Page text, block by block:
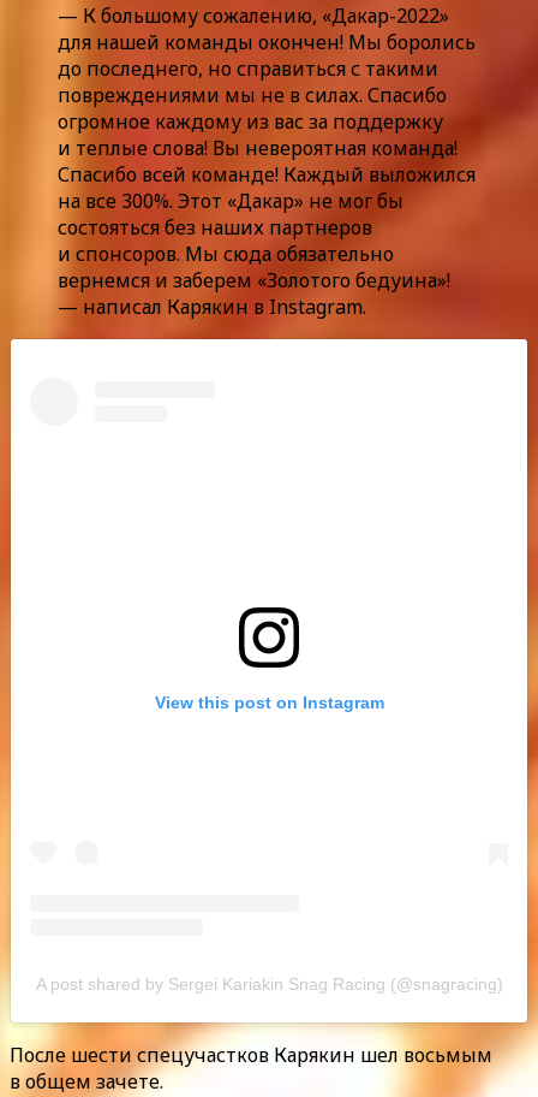
— К большому сожалению, «Дакар-2022»
для нашей команды окончен! Мы боролись
до последнего, но справиться с такими
повреждениями мы не в силах. Спасибо
огромное каждому из вас за поддержку
и теплые слова! Вы невероятная команда!
Спасибо всей команде! Каждый выложился
на все 300%. Этот «Дакар» не мог бы
состояться без наших партнеров
и спонсоров. Мы сюда обязательно
вернемся и заберем «Золотого бедуина»!
— написал Карякин в Instagram.
View this post on Instagram
A post shared by Sergei Kariakin Snag Racing (@snagracing)
После шести спецучастков Карякин шел восьмым
в общем зачете.